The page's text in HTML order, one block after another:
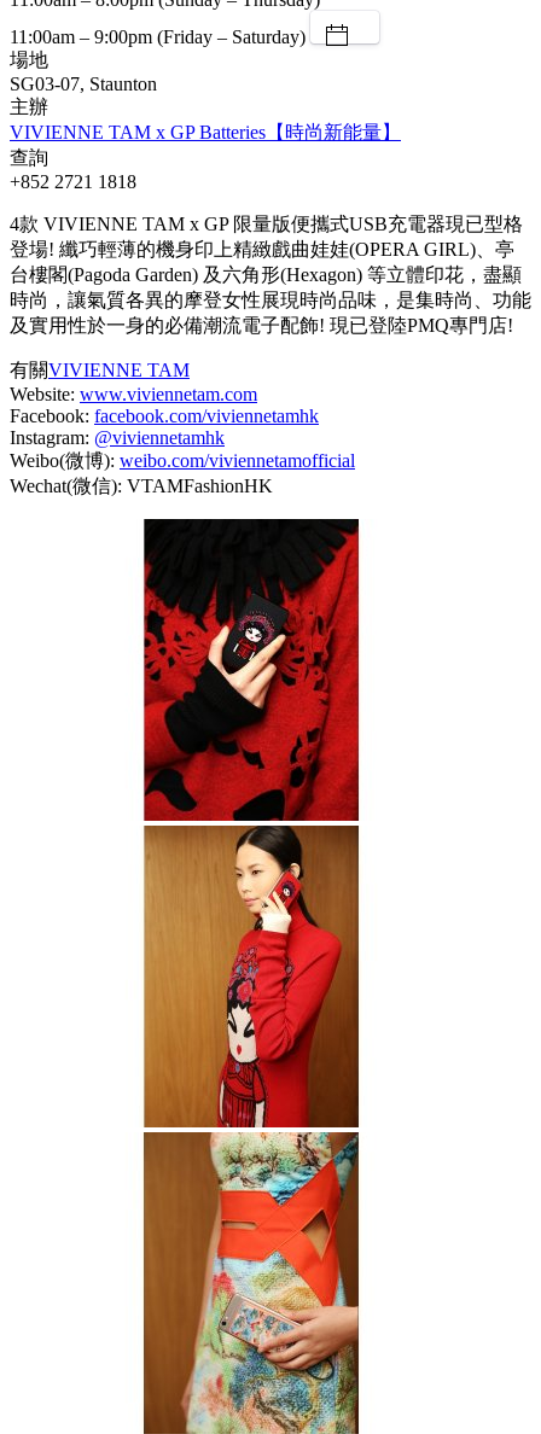
11:00am – 9:00pm (Friday – Saturday)
場地
SG03-07, Staunton
主辦
VIVIENNE TAM x GP Batteries【時尚新能量】
查詢
+852 2721 1818
4款 VIVIENNE TAM x GP 限量版便攜式USB充電器現已型格
登場! 纖巧輕薄的機身印上精緻戲曲娃娃(OPERA GIRL)、亭
台樓閣(Pagoda Garden) 及六角形(Hexagon) 等立體印花，盡顯
時尚，讓氣質各異的摩登女性展現時尚品味，是集時尚、功能
及實用性於一身的必備潮流電子配飾! 現已登陸PMQ專門店!
有關VIVIENNE TAM
Website: www.viviennetam.com
Facebook: facebook.com/viviennetamhk
Instagram: @viviennetamhk
Weibo(微博): weibo.com/viviennetamofficial
Wechat(微信): VTAMFashionHK